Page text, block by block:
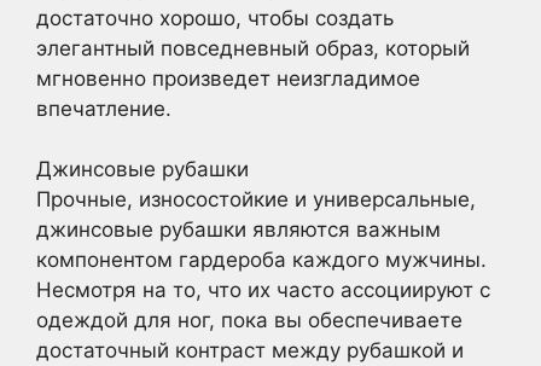
достаточно хорошо, чтобы создать
элегантный повседневный образ, который
мгновенно произведет неизгладимое
впечатление.
Джинсовые рубашки
Прочные, износостойкие и универсальные,
джинсовые рубашки являются важным
компонентом гардероба каждого мужчины.
Несмотря на то, что их часто ассоциируют с
одеждой для ног, пока вы обеспечиваете
достаточный контраст между рубашкой и